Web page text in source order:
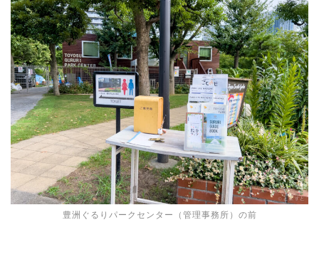
豊洲ぐるりパークセンター（管理事務所）の前